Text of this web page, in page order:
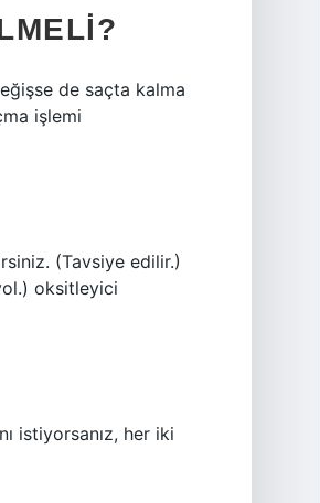
de saçta kalma
işlemi
(Tavsiye edilir.)
oksitleyici
istiyorsanız, her iki